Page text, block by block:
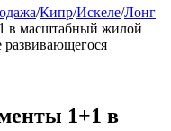
/Кипр/Искеле/Лонг
в масштабный жилой
развивающегося
1+1 в